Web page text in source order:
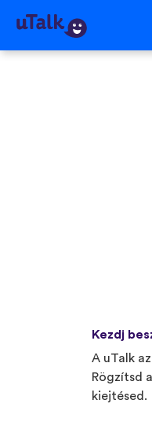
Kezdj
A uTalk
Rögzítsd
kiejtésed.